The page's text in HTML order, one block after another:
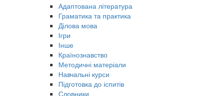
Адаптована література
Граматика та практика
Ділова мова
Ігри
Інше
Країнознавство
Методичні матеріали
Навчальні курси
Підготовка до іспитів
Словники